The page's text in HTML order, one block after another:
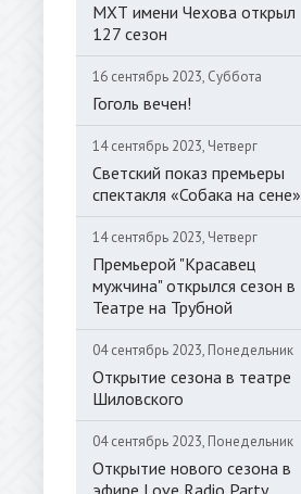
МХТ имени Чехова открыл
127 сезон
16 сентябрь 2023, Суббота
Гоголь вечен!
14 сентябрь 2023, Четверг
Светский показ премьеры
спектакля «Собака на сене»
14 сентябрь 2023, Четверг
Премьерой "Красавец
мужчина" открылся сезон в
Театре на Трубной
04 сентябрь 2023, Понедельник
Открытие сезона в театре
Шиловского
04 сентябрь 2023, Понедельник
Открытие нового сезона в
эфире Love Radio Party